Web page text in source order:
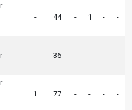
- 44 - 1 - -
- 36 - - - -
1 77 - - - -